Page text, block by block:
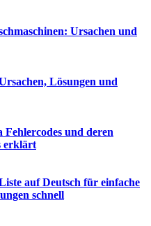
Ursachen und
Lösungen und
Fehlercodes und deren
erklärt
auf Deutsch für einfache
schnell